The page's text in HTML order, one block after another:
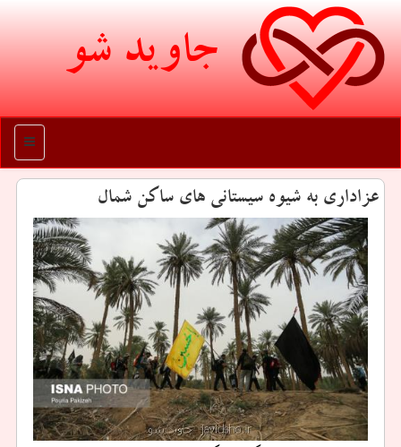
جاوید شو
منو
عزاداری به شیوه سیستانی های ساكن شمال